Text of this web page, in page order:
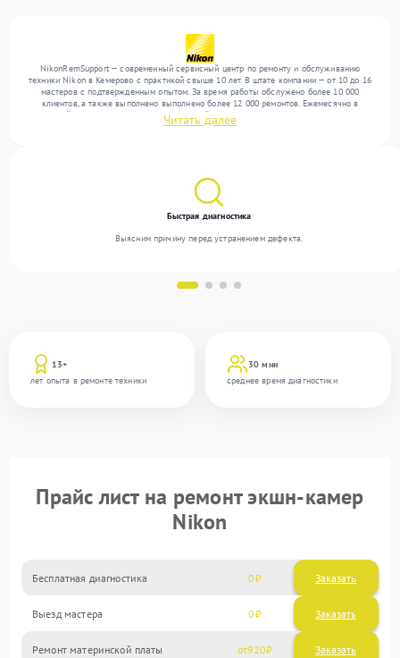
NikonRemSupport — современный сервисный центр по ремонту и обслуживанию
техники Nikon в Кемерово с практикой свыше 10 лет. В штате компании — от 10 до 16
мастеров с подтвержденным опытом. За время работы обслужено более 10 000
клиентов, а также выполнено выполнено более 12 000 ремонтов. Ежемесячно в
сервисный центр поступает более 300 устройств, включая , , . Мы работаем с широким
спектром неисправностей и поддерживаем высокий стандарт качества благодаря
Читать далее
13+
лет опыта в ремонте техники
30 мин
среднее время диагностики
Быстрая диагностика
Выясним причину перед устранением дефекта.
Прайс лист на ремонт экшн-камер
Nikon
Бесплатная диагностика 0 Заказать
Выезд мастера 0 Заказать
Ремонт материнской платы 920